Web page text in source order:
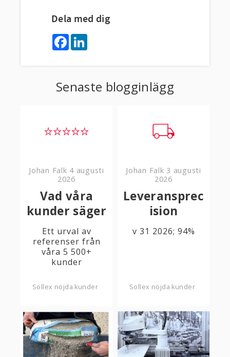
Dela med dig
F
a
o I
Senaste blogginlägg
Johan Falk 4 augusti
2026
Vad våra
kunder säger
Ett urval av
referenser från
våra 5 500+
kunder
Sollex nöjda kunder
Johan Falk 3 augusti
2026
Leveransprec
ision
v 31 2026; 94%
Sollex nöjda kunder